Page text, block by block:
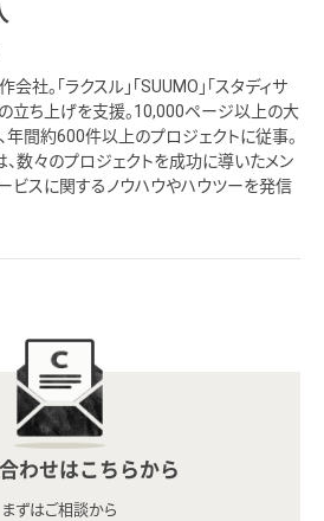
。「ラクスル」「SUUMO」「スタディサ
立ち上げを支援。10,000ページ以上の大
年間約600件以上のプロジェクトに従事。
数々のプロジェクトを成功に導いたメン
ビスに関するノウハウやハウツーを発信
わせはこちらから
まずはご相談から